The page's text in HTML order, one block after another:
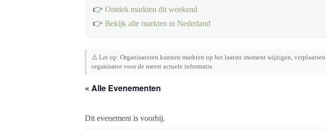
👉 Ontdek markten dit weekend
👉 Bekijk alle markten in Nederland
⚠️ Let op: Organisatoren kunnen markten op het laatste moment wijzigen,
organisator voor de meest actuele informatie.
« Alle Evenementen
Dit evenement is voorbij.